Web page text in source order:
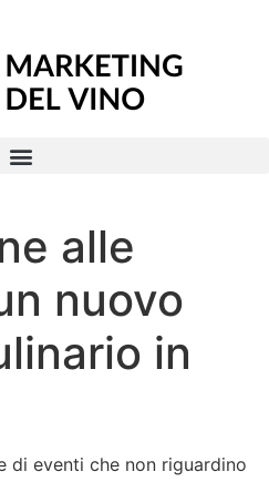
alle
nuovo
in
di eventi che non riguardino